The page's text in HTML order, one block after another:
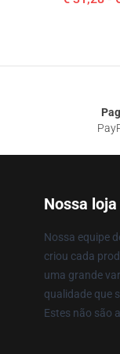
Nossa loja
Nossa equipe
criou cada
uma grande
qualidade que
Estes não são